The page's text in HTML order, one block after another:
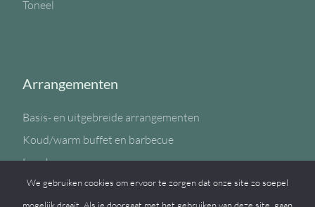
Toneel
Arrangementen
Basis- en uitgebreide arrangementen
Koud/warm buffet en barbecue
Lunch
Sportzaal
We gebruiken cookies om ervoor te zorgen dat onze site zo soepel